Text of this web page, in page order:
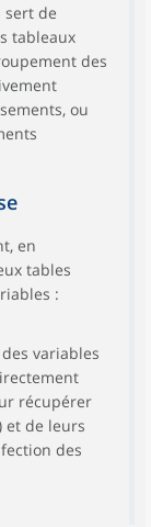
sert de
tableaux
des
ou
en
tables
:
variables
récupérer
et de leurs
des